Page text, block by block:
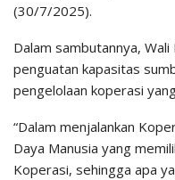
(30/7/2025).
Dalam sambutannya,
penguatan kapasitas
pengelolaan koperasi
“Dalam menjalankan
Daya Manusia yang
Koperasi, sehingga apa